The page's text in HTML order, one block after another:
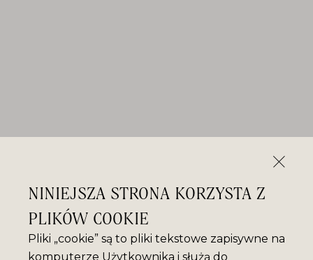
NINIEJSZA STRONA KORZYSTA Z
PLIKÓW COOKIE
Pliki „cookie” są to pliki tekstowe zapisywne na
komputerze Użytkownika i służą do